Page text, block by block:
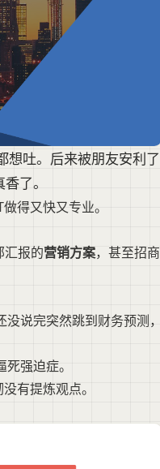
想吐。后来被朋友安利了
了。
得又快又专业。
汇报的营销方案，甚至招商
说完突然跳到财务预测，
强迫症。
有提炼观点。